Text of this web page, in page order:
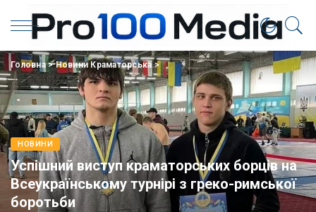
Головна>Новини Краматорська>
НОВИНИ
Успішний виступ краматорських борців на
Всеукраїнському турнірі з греко-римської
боротьби